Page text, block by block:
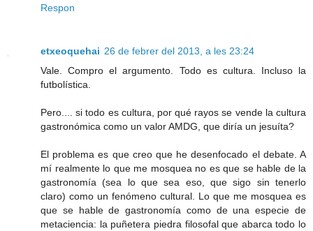
Respon
etxeoquehai 26 de febrer del 2013, a les 23:24
Vale. Compro el argumento. Todo es cultura. Incluso la
futbolística.
Pero.... si todo es cultura, por qué rayos se vende la cultura
gastronómica como un valor AMDG, que diría un jesuíta?
El problema es que creo que he desenfocado el debate. A
mí realmente lo que me mosquea no es que se hable de la
gastronomía (sea lo que sea eso, que sigo sin tenerlo
claro) como un fenómeno cultural. Lo que me mosquea es
que se hable de gastronomía como de una especie de
metaciencia: la puñetera piedra filosofal que abarca todo lo